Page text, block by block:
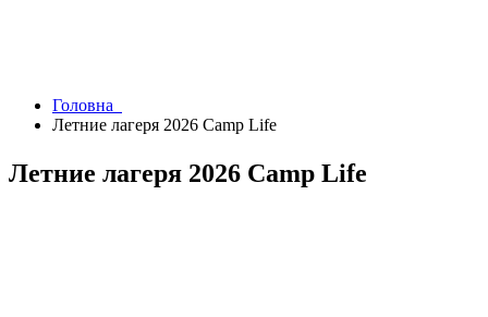
Головна
Летние лагеря 2026 Camp Life
Летние лагеря 2026 Camp Life